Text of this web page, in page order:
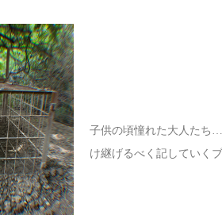
子供の頃憧れた大人たち
け継げるべく記していくブ